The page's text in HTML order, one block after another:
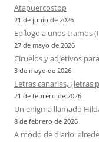
Atapuercostop
21 de junio de 2026
Epílogo a unos tramos
27 de mayo de 2026
Ciruelos y adjetivos
3 de mayo de 2026
Letras canarias, ¿letras
21 de febrero de 2026
Un enigma llamado
8 de febrero de 2026
A modo de diario: